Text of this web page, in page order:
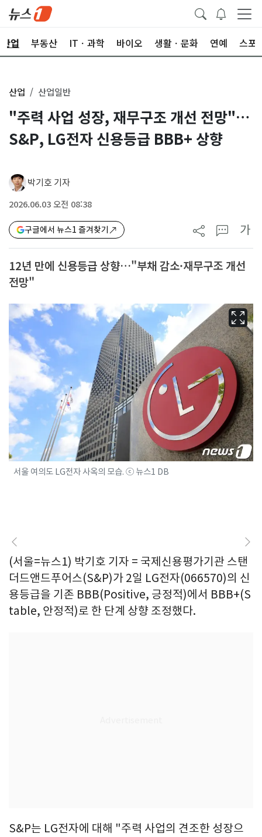
산업 부동산 ITㆍ과학 바이오 생활ㆍ문화 연예 스포
산업 산업일반
"주력 사업 성장, 재무구조 개선 전망"…
S&P, LG전자 신용등급 BBB+ 상향
박기호 기자
2026.06.03 오전 08:38
구글에서 뉴스1 즐겨찾기 가
12년 만에 신용등급 상향…"부채 감소·재무구조 개선
전망"
서울 여의도 LG전자 사옥의 모습. ⓒ 뉴스1 DB
(서울=뉴스1) 박기호 기자 = 국제신용평가기관 스탠
더드앤드푸어스(S&P)가 2일 LG전자(066570)의 신
용등급을 기존 BBB(Positive, 긍정적)에서 BBB+(S
table, 안정적)로 한 단계 상향 조정했다.
S&P는 LG전자에 대해 "주력 사업의 견조한 성장으